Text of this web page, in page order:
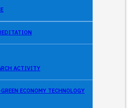
ACTIVITY
ECONOMY TECHNOLOGY